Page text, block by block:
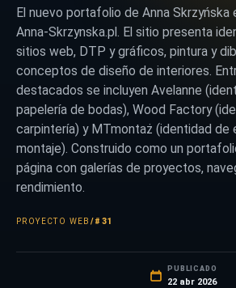
El nuevo portafolio de Anna Skrzyńska
Anna-Skrzynska.pl. El sitio presenta
sitios web, DTP y gráficos, pintura y
conceptos de diseño de interiores.
destacados se incluyen Avelanne
papelería de bodas), Wood Factory
carpintería) y MTmontaż (identidad de
montaje). Construido como un
página con galerías de proyectos,
rendimiento.
PROYECTO WEB /#31
PUBLICADO
22 abr 2026